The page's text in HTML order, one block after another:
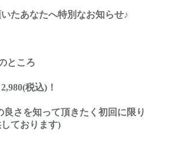
たあなたへ特別なお知らせ♪
ところ
税込)！
良さを知って頂きたく初回に限り
ております)